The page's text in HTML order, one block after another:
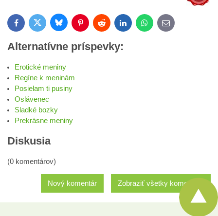
FacebookTwitter BlueskyPinterestReddit LinkedInWhatsApp
E-
mail
Alternatívne príspevky:
Erotické meniny
Regíne k meninám
Posielam ti pusiny
Oslávenec
Sladké bozky
Prekrásne meniny
Diskusia
(0 komentárov)
Zobraziť všetky komentáre
Nový komentár